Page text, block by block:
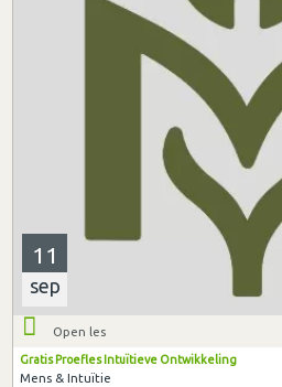
11
sep
Open les
Gratis Proefles Intuïtieve Ontwikkeling
Mens & Intuïtie